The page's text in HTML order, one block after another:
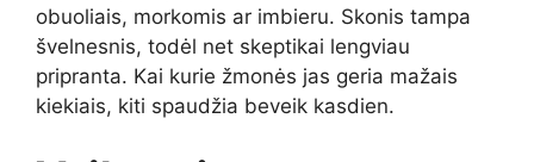
obuoliais, morkomis ar imbieru. Skonis tampa
švelnesnis, todėl net skeptikai lengviau
pripranta. Kai kurie žmonės jas geria mažais
kiekiais, kiti spaudžia beveik kasdien.